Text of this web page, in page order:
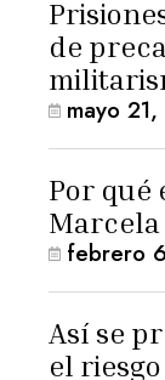
de
mayo
Por qué
Marcela
febrero
Así se
el